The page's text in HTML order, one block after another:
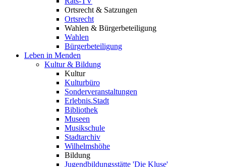
Ortsrecht & Satzungen
Ortsrecht
Wahlen & Bürgerbeteiligung
Wahlen
Bürgerbeteiligung
Leben in Menden
Kultur & Bildung
Kultur
Kulturbüro
Sonderveranstaltungen
Erlebnis.Stadt
Bibliothek
Museen
Musikschule
Stadtarchiv
Wilhelmshöhe
Bildung
Jugendbildungsstätte 'Die Kluse'